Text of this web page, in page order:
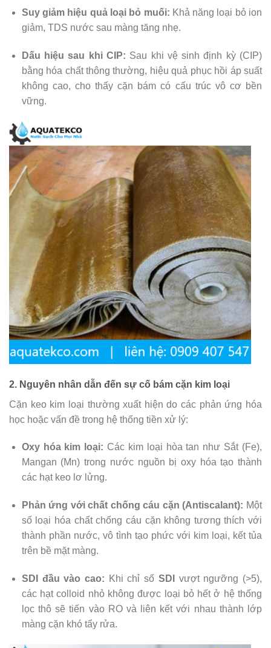
Suy giảm hiệu quả loại bỏ muối: Khả năng loại bỏ ion
giảm, TDS nước sau màng tăng nhẹ.
Dấu hiệu sau khi CIP: Sau khi vệ sinh định kỳ (CIP)
bằng hóa chất thông thường, hiệu quả phục hồi áp suất
không cao, cho thấy cặn bám có cấu trúc vô cơ bền
vững.
2. Nguyên nhân dẫn đến sự cố bám cặn kim loại
Cặn keo kim loại thường xuất hiện do các phản ứng hóa
học hoặc vấn đề trong hệ thống tiền xử lý:
Oxy hóa kim loại: Các kim loại hòa tan như Sắt (Fe),
Mangan (Mn) trong nước nguồn bị oxy hóa tạo thành
các hạt keo lơ lửng.
Phản ứng với chất chống cáu cặn (Antiscalant): Một
số loại hóa chất chống cáu cặn không tương thích với
thành phần nước, vô tình tạo phức với kim loại, kết tủa
trên bề mặt màng.
SDI đầu vào cao: Khi chỉ số SDI
vượt ngưỡng (>5),
các hạt colloid nhỏ không được loại bỏ hết ở hệ thống
lọc thô sẽ tiến vào RO và liên kết với nhau thành lớp
màng cặn khó tẩy rửa.